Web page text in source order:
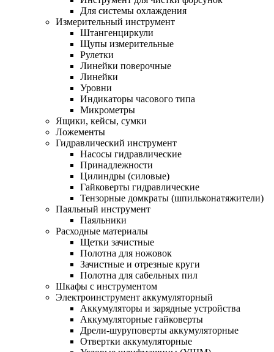
Для системы охлаждения
Измерительный инструмент
Штангенциркули
Щупы измерительные
Рулетки
Линейки поверочные
Линейки
Уровни
Индикаторы часового типа
Микрометры
Ящики, кейсы, сумки
Ложементы
Гидравлический инструмент
Насосы гидравлические
Принадлежности
Цилиндры (силовые)
Гайковерты гидравлические
Тензорные домкраты (шпильконатяжители)
Паяльный инструмент
Паяльники
Расходные материалы
Щетки зачистные
Полотна для ножовок
Зачистные и отрезные круги
Полотна для сабельных пил
Шкафы с инструментом
Электроинструмент аккумуляторный
Аккумуляторы и зарядные устройства
Аккумуляторные гайковерты
Дрели-шуруповерты аккумуляторные
Отвертки аккумуляторные